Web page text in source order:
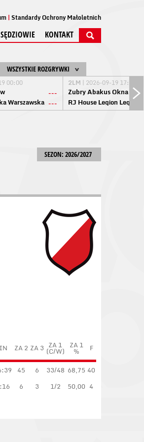
Standardy Ochrony Małoletnich
SĘDZIOWIE KONTAKT
WSZYSTKIE ROZGRYWKI
00:00
---
Warszawska ---
2LM | 2026-09-19 17:00
Żubry Abakus Okna
RJ House Legion
SEZON: 2026/2027
ZA 2 ZA 3 ZA 1
(C/W)
ZA 1
% F
45 6 33/48 68,75 40
6 3 1/2 50,00 4